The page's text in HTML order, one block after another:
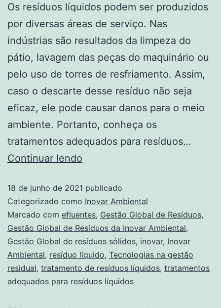
Os resíduos líquidos podem ser produzidos
por diversas áreas de serviço. Nas
indústrias são resultados da limpeza do
pátio, lavagem das peças do maquinário ou
pelo uso de torres de resfriamento. Assim,
caso o descarte desse resíduo não seja
eficaz, ele pode causar danos para o meio
ambiente. Portanto, conheça os
tratamentos adequados para resíduos…
Continuar lendo
18 de junho de 2021 publicado
Categorizado como Inovar Ambiental
Marcado com efluentes, Gestão Global de Resíduos,
Gestão Global de Resíduos da Inovar Ambiental,
Gestão Global de resíduos sólidos, inovar, Inovar
Ambiental, resíduo líquido, Tecnologias na gestão
residual, tratamento de resíduos líquidos, tratamentos
adequados para resíduos líquidos